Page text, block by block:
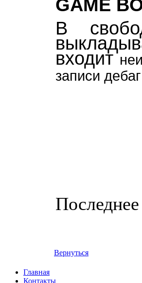
GAME
В
входит
записи
Вернуться
Главная
Контакты